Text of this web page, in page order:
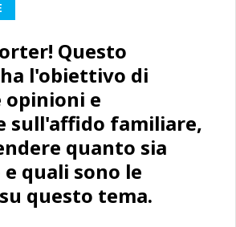
Questo
l'obiettivo di
opinioni e
sull'affido familiare,
quanto sia
quali sono le
questo tema.